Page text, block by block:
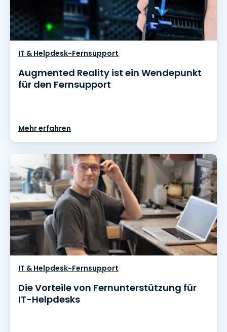
IT & Helpdesk-Fernsupport
Augmented Reality ist ein Wendepunkt
für den Fernsupport
Mehr erfahren
IT & Helpdesk-Fernsupport
Die Vorteile von Fernunterstützung für
IT-Helpdesks